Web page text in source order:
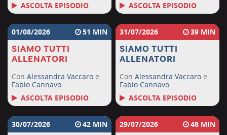
ASCOLTA EPISODIO
ASCOLTA EPISODIO
01/08/2026 51
SIAMO TUTTI
ALLENATORI
Con Alessandra Vaccaro e
Fabio Cannavo
ASCOLTA EPISODIO
31/07/2026 39
SIAMO TUTTI
ALLENATORI
ConAlessandra Vaccaro e
Fabio Cannavo
ASCOLTA EPISODIO
30/07/2026 42 29/07/2026 48